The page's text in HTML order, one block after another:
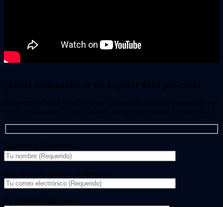
¿Estas interesado/a en alquilar esta película?
Si quieres saber si la película que deseas alquilar está disponible, por
favor, contáctanos. Luego, podrás recogerla en nuestra tienda física.
Tu nombre (Requerido)
Tu correo electrónico (Requerido)
Tu mensaje (Necesario)